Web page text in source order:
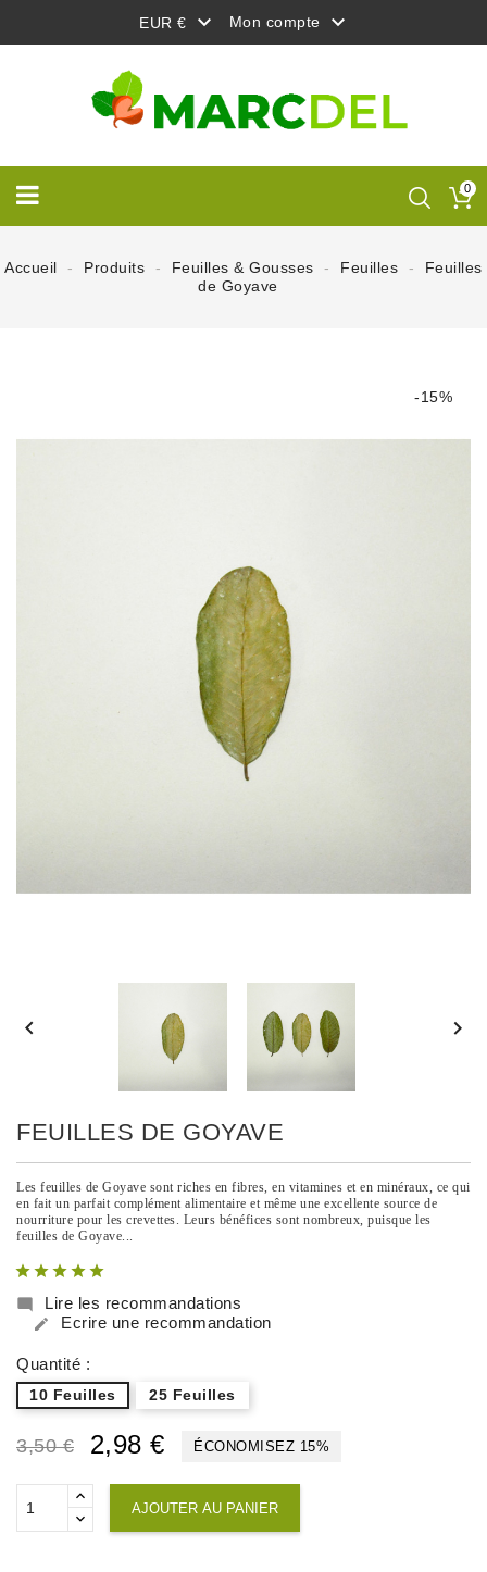
EUR €  Mon compte 
0
Accueil Produits Feuilles & Gousses Feuilles
Feuilles
de Goyave
-15%
 
FEUILLES DE GOYAVE
Les feuilles de Goyave sont riches en fibres, en vitamines et en minéraux, ce qui
en fait un parfait complément alimentaire et même une excellente source de
nourriture pour les crevettes. Leurs bénéfices sont nombreux, puisque les
feuilles de Goyave...
 Lire les recommandations
 Ecrire une recommandation
Quantité :
10 Feuilles 25 Feuilles
3,50 € 2,98 € ÉCONOMISEZ 15%
AJOUTER AU PANIER